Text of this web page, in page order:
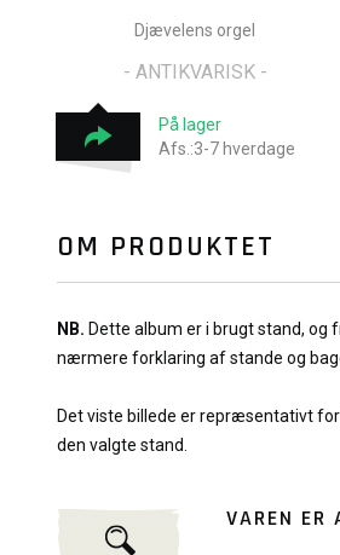
Djævelens orgel
- ANTIKVARISK -
På lager
Afs.:3-7 hverdage
OM PRODUKTET
NB. Dette album er i brugt stand, og
nærmere forklaring af stande og
Det viste billede er repræsentativt
den valgte stand.
VAREN ER